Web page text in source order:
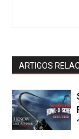
ARTIGOS